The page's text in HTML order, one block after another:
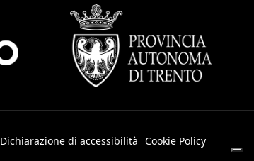
Dichiarazione di accessibilità Cookie Policy